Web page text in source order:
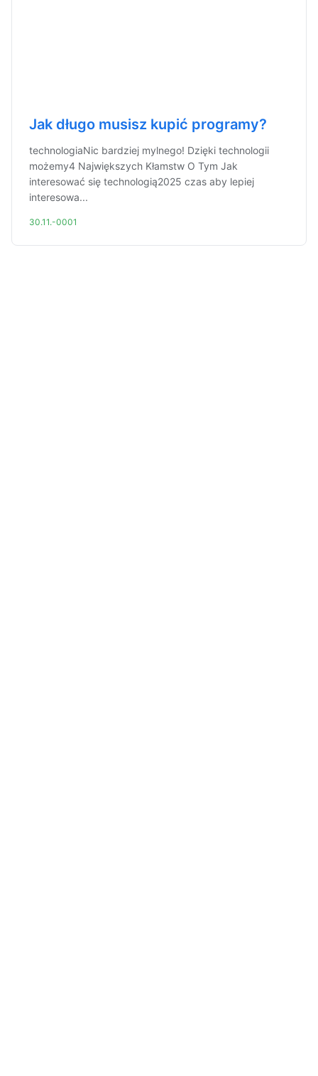
Jak długo musisz kupić programy?
technologiaNic bardziej mylnego! Dzięki technologii
możemy4 Największych Kłamstw O Tym Jak
interesować się technologią2025 czas aby lepiej
interesowa...
30.11.-0001